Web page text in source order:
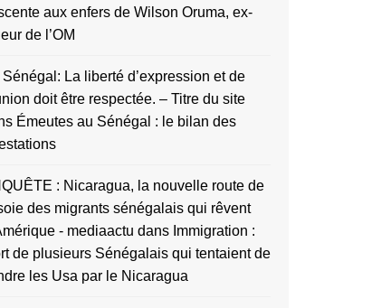
aux enfers de Wilson Oruma, ex-
de l’OM
La liberté d’expression et de
doit être respectée. – Titre du site
Émeutes au Sénégal : le bilan des
: Nicaragua, la nouvelle route de
des migrants sénégalais qui rêvent
- mediaactu dans Immigration :
de plusieurs Sénégalais qui tentaient de
les Usa par le Nicaragua